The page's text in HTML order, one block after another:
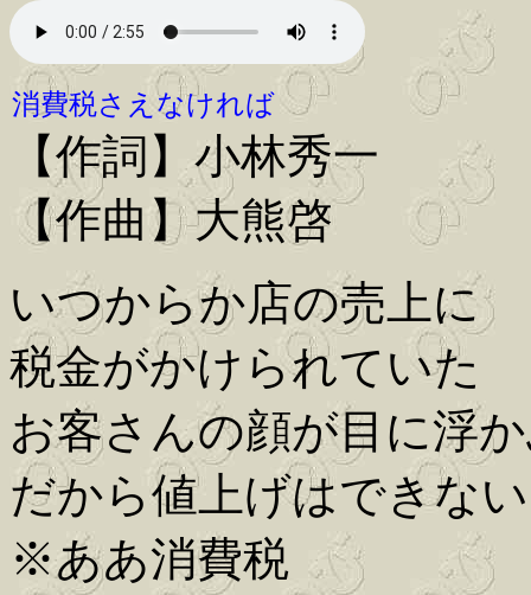
消費税さえなければ
【作詞】小林秀一
【作曲】大熊啓
いつからか店の売上に
税金がかけられていた
お客さんの顔が目に浮
だから値上げはできな
※ああ消費税